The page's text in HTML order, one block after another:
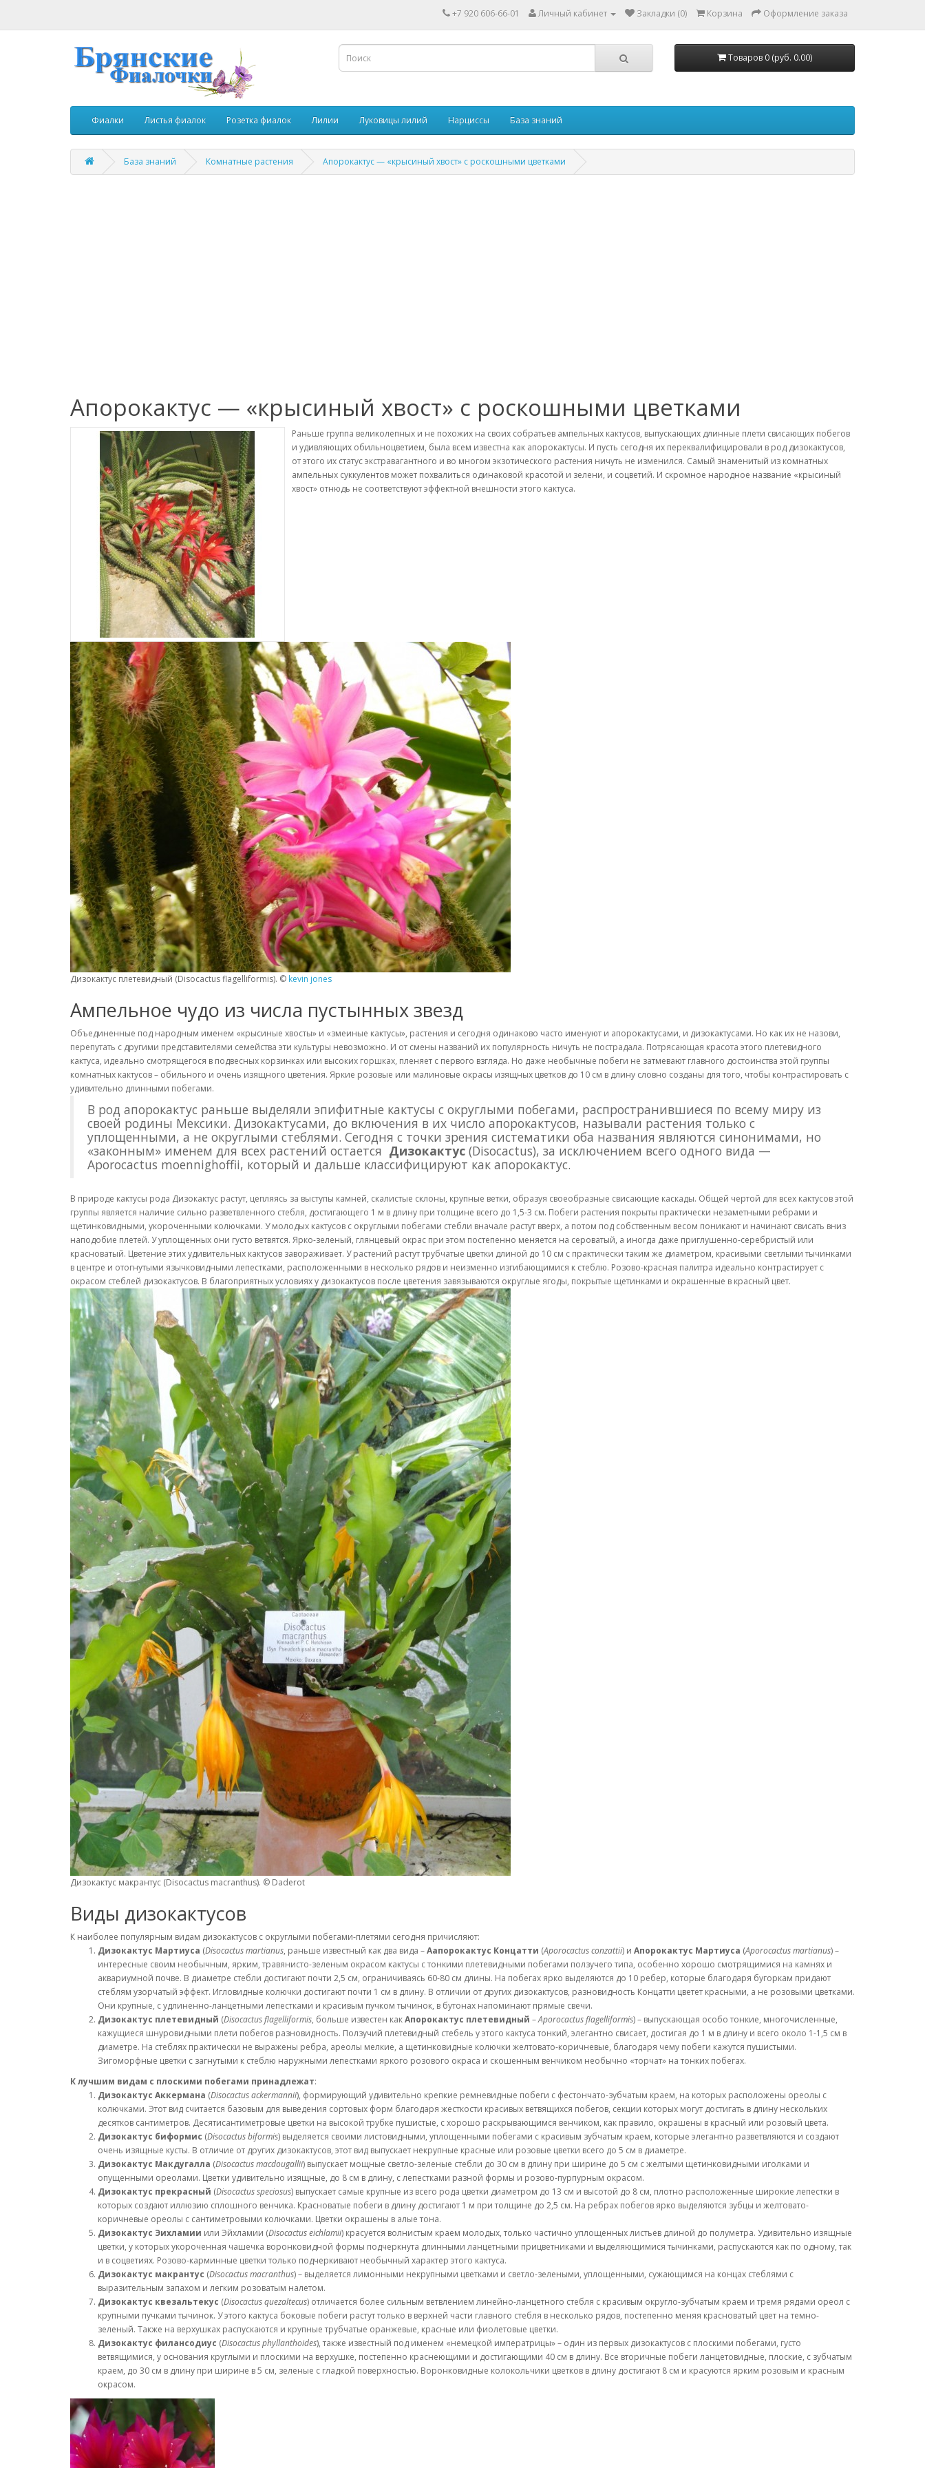
+7 920 606-66-01 Личный кабинет Закладки (0) Корзина Оформление заказа
Товаров 0 (руб. 0.00)
Фиалки Листья фиалок Розетка фиалок Лилии Луковицы лилий Нарциссы База знаний
База знаний Комнатные растения Апорокактус — «крысиный хвост» с роскошными цветками
Апорокактус — «крысиный хвост» с роскошными цветками
Раньше группа великолепных и не похожих на своих собратьев ампельных кактусов, выпускающих длинные плети свисающих побегов
и удивляющих обильноцветием, была всем известна как апорокактусы. И пусть сегодня их переквалифицировали в род дизокактусов,
от этого их статус экстравагантного и во многом экзотического растения ничуть не изменился. Самый знаменитый из комнатных
ампельных суккулентов может похвалиться одинаковой красотой и зелени, и соцветий. И скромное народное название «крысиный
хвост» отнюдь не соответствуют эффектной внешности этого кактуса.
Дизокактус плетевидный (Disocactus flagelliformis). © kevin jones
Ампельное чудо из числа пустынных звезд
Объединенные под народным именем «крысиные хвосты» и «змеиные кактусы», растения и сегодня одинаково часто именуют и апорокактусами, и дизокактусами. Но как их не назови,
перепутать с другими представителями семейства эти культуры невозможно. И от смены названий их популярность ничуть не пострадала. Потрясающая красота этого плетевидного
кактуса, идеально смотрящегося в подвесных корзинках или высоких горшках, пленяет с первого взгляда. Но даже необычные побеги не затмевают главного достоинства этой группы
комнатных кактусов – обильного и очень изящного цветения. Яркие розовые или малиновые окрасы изящных цветков до 10 см в длину словно созданы для того, чтобы контрастировать с
удивительно длинными побегами.
В род апорокактус раньше выделяли эпифитные кактусы с округлыми побегами, распространившиеся по всему миру из
своей родины Мексики. Дизокактусами, до включения в их число апорокактусов, называли растения только с
уплощенными, а не округлыми стеблями. Сегодня с точки зрения систематики оба названия являются синонимами, но
«законным» именем для всех растений остается Дизокактус (Disocactus), за исключением всего одного вида —
Aporocactus moennighoffii, который и дальше классифицируют как апорокактус.
В природе кактусы рода Дизокактус растут, цепляясь за выступы камней, скалистые склоны, крупные ветки, образуя своеобразные свисающие каскады. Общей чертой для всех кактусов этой
группы является наличие сильно разветвленного стебля, достигающего 1 м в длину при толщине всего до 1,5-3 см. Побеги растения покрыты практически незаметными ребрами и
щетинковидными, укороченными колючками. У молодых кактусов с округлыми побегами стебли вначале растут вверх, а потом под собственным весом поникают и начинают свисать вниз
наподобие плетей. У уплощенных они густо ветвятся. Ярко-зеленый, глянцевый окрас при этом постепенно меняется на сероватый, а иногда даже приглушенно-серебристый или
красноватый. Цветение этих удивительных кактусов завораживает. У растений растут трубчатые цветки длиной до 10 см с практически таким же диаметром, красивыми светлыми тычинками
в центре и отогнутыми язычковидными лепестками, расположенными в несколько рядов и неизменно изгибающимися к стеблю. Розово-красная палитра идеально контрастирует с
окрасом стеблей дизокактусов. В благоприятных условиях у дизокактусов после цветения завязываются округлые ягоды, покрытые щетинками и окрашенные в красный цвет.
Дизокактус макрантус (Disocactus macranthus). © Daderot
Виды дизокактусов
К наиболее популярным видам дизокактусов с округлыми побегами-плетями сегодня причисляют:
Дизокактус Мартиуса (Disocactus martianus, раньше известный как два вида –Аапорокактус Концатти (Aporocactus conzattii) и Апорокактус Мартиуса (Aporocactus martianus) –
интересные своим необычным, ярким, травянисто-зеленым окрасом кактусы с тонкими плетевидными побегами ползучего типа, особенно хорошо смотрящимися на камнях и
аквариумной почве. В диаметре стебли достигают почти 2,5 см, ограничиваясь 60-80 см длины. На побегах ярко выделяются до 10 ребер, которые благодаря бугоркам придают
стеблям узорчатый эффект. Игловидные колючки достигают почти 1 см в длину. В отличии от других дизокактусов, разновидность Концатти цветет красными, а не розовыми цветками.
Они крупные, с удлиненно-ланцетными лепестками и красивым пучком тычинок, в бутонах напоминают прямые свечи.
Дизокактус плетевидный (Disocactus flagelliformis, больше известен какАпорокактус плетевидный –Aporocactus flagelliformis) – выпускающая особо тонкие, многочисленные,
кажущиеся шнуровидными плети побегов разновидность. Ползучий плетевидный стебель у этого кактуса тонкий, элегантно свисает, достигая до 1 м в длину и всего около 1-1,5 см в
диаметре. На стеблях практически не выражены ребра, ареолы мелкие, а щетинковидные колючки желтовато-коричневые, благодаря чему побеги кажутся пушистыми.
Зигоморфные цветки с загнутыми к стеблю наружными лепестками яркого розового окраса и скошенным венчиком необычно «торчат» на тонких побегах.
К лучшим видам с плоскими побегами принадлежат:
Дизокактус Аккермана (Disocactus ackermannii), формирующий удивительно крепкие ремневидные побеги с фестончато-зубчатым краем, на которых расположены ореолы с
колючками. Этот вид считается базовым для выведения сортовых форм благодаря жесткости красивых ветвящихся побегов, секции которых могут достигать в длину нескольких
десятков сантиметров. Десятисантиметровые цветки на высокой трубке пушистые, с хорошо раскрывающимся венчиком, как правило, окрашены в красный или розовый цвета.
Дизокактус биформис (Disocactus biformis) выделяется своими листовидными, уплощенными побегами с красивым зубчатым краем, которые элегантно разветвляются и создают
очень изящные кусты. В отличие от других дизокактусов, этот вид выпускает некрупные красные или розовые цветки всего до 5 см в диаметре.
Дизокактус Макдугалла (Disocactus macdougallii) выпускает мощные светло-зеленые стебли до 30 см в длину при ширине до 5 см с желтыми щетинковидными иголками и
опущенными ореолами. Цветки удивительно изящные, до 8 см в длину, с лепестками разной формы и розово-пурпурным окрасом.
Дизокактус прекрасный (Disocactus speciosus) выпускает самые крупные из всего рода цветки диаметром до 13 см и высотой до 8 см, плотно расположенные широкие лепестки в
которых создают иллюзию сплошного венчика. Красноватые побеги в длину достигают 1 м при толщине до 2,5 см. На ребрах побегов ярко выделяются зубцы и желтовато-
коричневые ореолы с сантиметровыми колючками. Цветки окрашены в алые тона.
Дизокактус Эихламии или Эйхламии (Disocactus eichlamii) красуется волнистым краем молодых, только частично уплощенных листьев длиной до полуметра. Удивительно изящные
цветки, у которых укороченная чашечка воронковидной формы подчеркнута длинными ланцетными прицветниками и выделяющимися тычинками, распускаются как по одному, так
и в соцветиях. Розово-карминные цветки только подчеркивают необычный характер этого кактуса.
Дизокактус макрантус (Disocactus macranthus) – выделяется лимонными некрупными цветками и светло-зелеными, уплощенными, сужающимся на концах стеблями с
выразительным запахом и легким розоватым налетом.
Дизокактус квезальтекус (Disocactus quezaltecus) отличается более сильным ветвлением линейно-ланцетного стебля с красивым округло-зубчатым краем и тремя рядами ореол с
крупными пучками тычинок. У этого кактуса боковые побеги растут только в верхней части главного стебля в несколько рядов, постепенно меняя красноватый цвет на темно-
зеленый. Также на верхушках распускаются и крупные трубчатые оранжевые, красные или фиолетовые цветки.
Дизокактус филансодиус (Disocactus phyllanthoides), также известный под именем «немецкой императрицы» – один из первых дизокактусов с плоскими побегами, густо
ветвящимися, у основания круглыми и плоскими на верхушке, постепенно краснеющими и достигающими 40 см в длину. Все вторичные побеги ланцетовидные, плоские, с зубчатым
краем, до 30 см в длину при ширине в 5 см, зеленые с гладкой поверхностью. Воронковидные колокольчики цветков в длину достигают 8 см и красуются ярким розовым и красным
окрасом.